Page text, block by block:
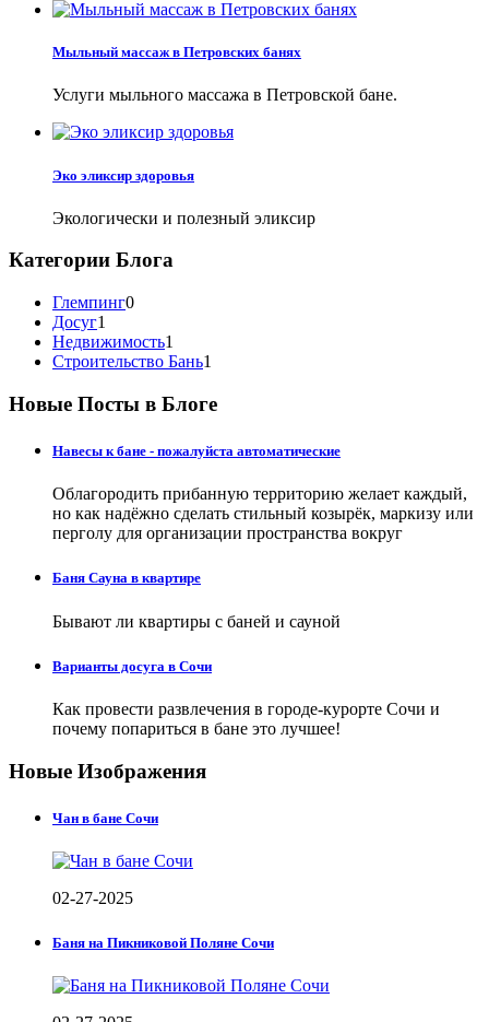
Мыльный массаж в Петровских банях
Услуги мыльного массажа в Петровской бане.
Эко эликсир здоровья
Экологически и полезный эликсир
Категории Блога
Глемпинг0
Досуг1
Недвижимость1
Строительство Бань1
Новые Посты в Блоге
Навесы к бане - пожалуйста автоматические
Облагородить прибанную территорию желает каждый,
но как надёжно сделать стильный козырёк, маркизу или
перголу для организации пространства вокруг
Баня Сауна в квартире
Бывают ли квартиры с баней и сауной
Варианты досуга в Сочи
Как провести развлечения в городе-курорте Сочи и
почему попариться в бане это лучшее!
Новые Изображения
Чан в бане Сочи
02-27-2025
Баня на Пикниковой Поляне Сочи